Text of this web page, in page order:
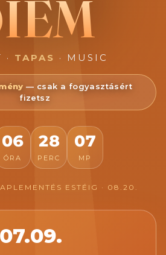
· TAPAS · MUSIC
— csak a fogyasztásért
fizetsz
06
ÓRA
28
PERC
03
MP
ESTÉIG · 08.20.
07.09.